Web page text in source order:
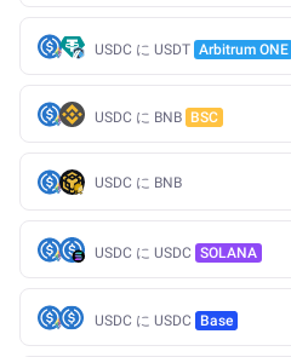
USDC に USDT Arbitrum ONE
USDC に BNB BSC
USDC に BNB
USDC に USDC SOLANA
USDC に USDC Base